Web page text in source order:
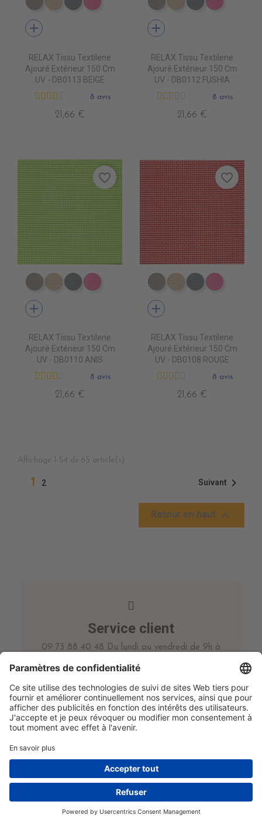
DB0104 TAUPE
DB0113 BEIGE
DB0114 GRIS FONCE
DB0112 FUSHIA
add
RELAX Tissu Textilene
Ajouré Extérieur 150 Cm
UV - DB0113 BEIGE
8 avis
21,66 €
DB0104 TAUPE
DB0113 BEIGE
DB0114 GRIS
DB0112
add
RELAX Tissu Textilene
Ajouré Extérieur 150 Cm
UV - DB0112 FUSHIA
8 avis
21,66 €
DB0104 TAUPE
DB0113 BEIGE
DB0114 GRIS FONCE
DB0112 FUSHIA
add
RELAX Tissu Textilene
Ajouré Extérieur 150 Cm
UV - DB0110 ANIS
8 avis
21,66 €
favorite_border
DB0104 TAUPE
DB0113 BEIGE
DB0114 GRIS
DB0112
add
RELAX Tissu Textilene
Ajouré Extérieur 150 Cm
UV - DB0108 ROUGE
8 avis
21,66 €
favorite_border
Affichage 1-54 de 65 article(s)
1 2 Suivant 
Retour en haut 
Service client
09 73 88 40 48 Du lundi au vendredi de 9h à
Bien choisir !
Commandez un échantillon pour choisir chez
vous.